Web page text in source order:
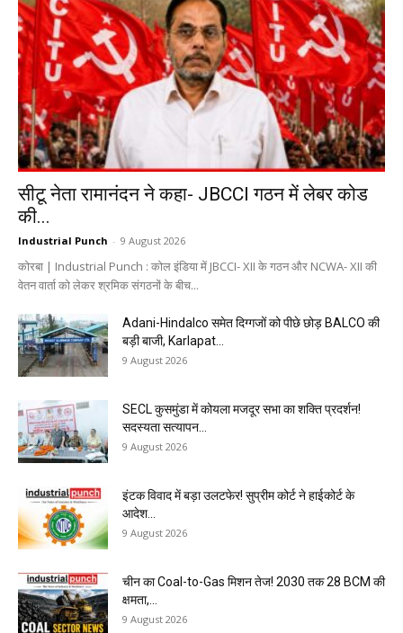
सीटू नेता रामानंदन ने कहा- JBCCI गठन में लेबर कोड
की...
Industrial Punch - 9 August 2026
कोरबा | Industrial Punch : कोल इंडिया में JBCCI- XII के गठन और NCWA- XII की
वेतन वार्ता को लेकर श्रमिक संगठनों के बीच...
Adani-Hindalco समेत दिग्गजों को पीछे छोड़ BALCO की
बड़ी बाजी, Karlapat...
9 August 2026
SECL कुसमुंडा में कोयला मजदूर सभा का शक्ति प्रदर्शन!
सदस्यता सत्यापन...
9 August 2026
इंटक विवाद में बड़ा उलटफेर! सुप्रीम कोर्ट ने हाईकोर्ट के
आदेश...
9 August 2026
चीन का Coal-to-Gas मिशन तेज! 2030 तक 28 BCM की
क्षमता,...
9 August 2026